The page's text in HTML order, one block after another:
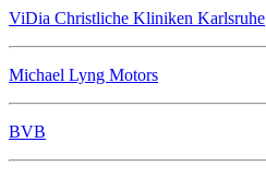
ViDia Christliche Kliniken Karlsruhe
Michael Lyng Motors
BVB